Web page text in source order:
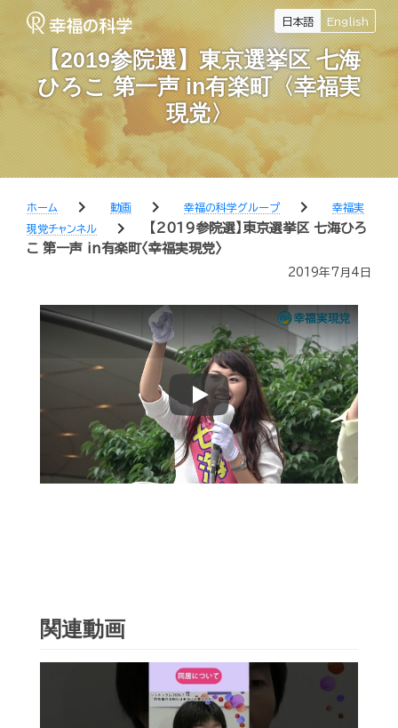
日本語 English
【2019参院選】東京選挙区 七海
ひろこ 第一声 in有楽町〈幸福実
現党〉
ホーム chevron_right 動画 chevron_right 幸福の科学グループ chevron_right
幸福実
現党チャンネル
chevron_right
【2019参院選】東京選挙区 七海ひろ
こ 第一声 in有楽町〈幸福実現党〉
2019年7月4日
Play
関連動画